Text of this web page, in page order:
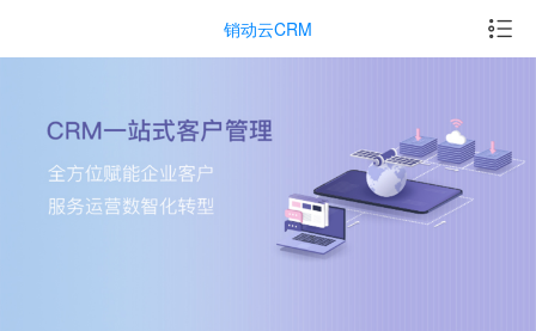
销动云CRM